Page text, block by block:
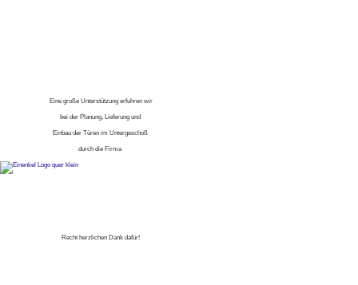
Eine große Unterstützung erfuhren wir
bei der Planung, Lieferung und
Einbau der Türen im Untergeschoß
durch die Firma
Recht herzlichen Dank dafür!